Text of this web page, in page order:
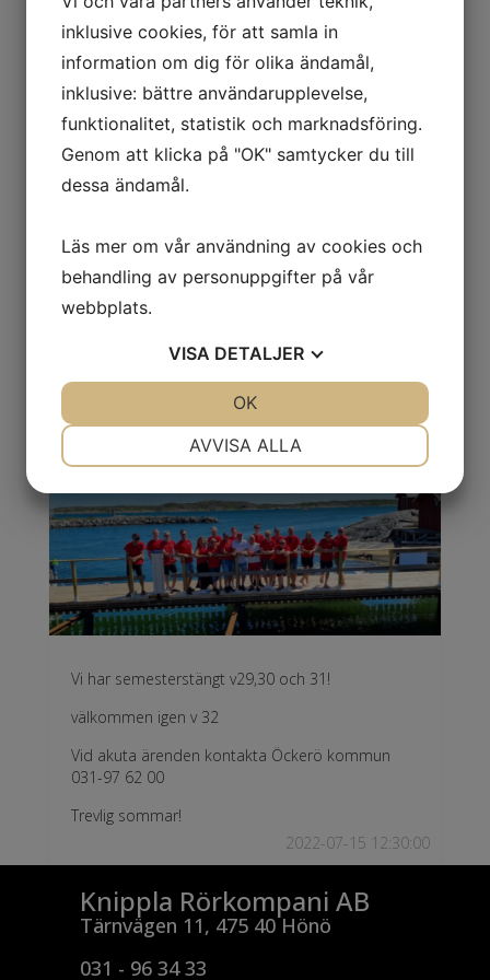
Februari
Januari
2020
2019
2018
2017
Semester
2022-07-15 12:30:00
Vi har semesterstängt v29,30 och 31!
välkommen igen v 32
Vid akuta ärenden kontakta Öckerö kommun
031-97 62 00
Trevlig sommar!
Knippla Rörkompani AB
Tärnvägen 11, 475 40 Hönö
031 - 96 34 33
inklusive cookies, för att samla in
information om dig för olika ändamål,
inklusive: bättre användarupplevelse,
funktionalitet, statistik och marknadsföring.
Genom att klicka på "OK" samtycker du till
dessa ändamål.
Läs mer om vår användning av cookies och
behandling av personuppgifter på vår
webbplats.
VISA DETALJER
MARKNADSFÖRING STATISTIK
AVVISA ALLA
OK